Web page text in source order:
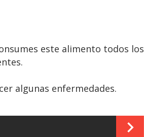
este alimento todos los
algunas enfermedades.